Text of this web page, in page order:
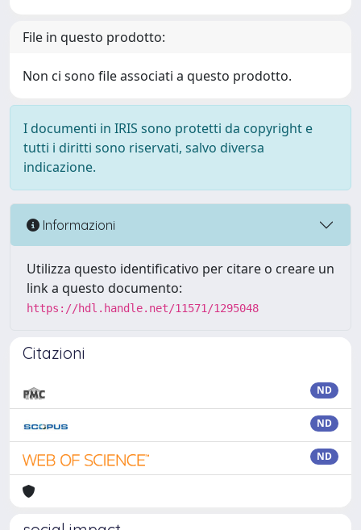
File in questo prodotto:
Non ci sono file associati a questo prodotto.
I documenti in IRIS sono protetti da copyright e
tutti i diritti sono riservati, salvo diversa
indicazione.
Informazioni
Utilizza questo identificativo per citare o creare un
link a questo documento:
https://hdl.handle.net/11571/1295048
Citazioni
ND
ND
ND